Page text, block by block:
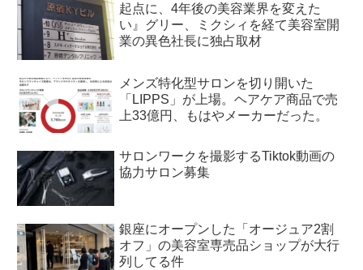
起点に、4年後の美容業界を変えた
い』グリー、ミクシィを経て美容室開
業の異色社長に独占取材
メンズ特化型サロンを切り開いた
「LIPPS」が上場。ヘアケア商品で売
上33億円、もはやメーカーだった。
サロンワークを撮影するTiktok動画の
協力サロン募集
銀座にオープンした「オージュア2割
オフ」の美容室専売品ショップが大行
列してる件